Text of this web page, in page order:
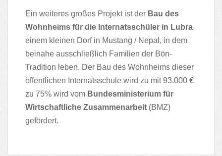
Ein weiteres großes Projekt ist der Bau des
Wohnheims für die Internatsschüler in Lubra
einem kleinen Dorf in Mustang / Nepal, in dem
beinahe ausschließlich Familien der Bön-
Tradition leben. Der Bau des Wohnheims dieser
öffentlichen Internatsschule wird zu mit 93.000 €
zu 75% wird vom Bundesministerium für
Wirtschaftliche Zusammenarbeit (BMZ)
gefördert.